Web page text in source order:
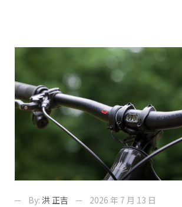
By: 洪 正吉 2026 年 7 月 13 日